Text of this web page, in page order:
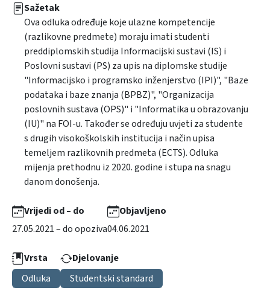
Sažetak
Ova odluka određuje koje ulazne kompetencije
(razlikovne predmete) moraju imati studenti
preddiplomskih studija Informacijski sustavi (IS) i
Poslovni sustavi (PS) za upis na diplomske studije
"Informacijsko i programsko inženjerstvo (IPI)", "Baze
podataka i baze znanja (BPBZ)", "Organizacija
poslovnih sustava (OPS)" i "Informatika u obrazovanju
(IU)" na FOI-u. Također se određuju uvjeti za studente
s drugih visokoškolskih institucija i način upisa
temeljem razlikovnih predmeta (ECTS). Odluka
mijenja prethodnu iz 2020. godine i stupa na snagu
danom donošenja.
Vrijedi od – do
27.05.2021 – do opoziva
Objavljeno
04.06.2021
Vrsta
Odluka
Djelovanje
Studentski standard